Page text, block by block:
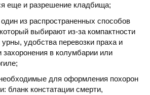
еще и разрешение кладбища;
из распространенных способов
выбирают из-за компактности
урны, удобства перевозки праха и
захоронения в колумбарии или
для оформления похорон
бланк констатации смерти,